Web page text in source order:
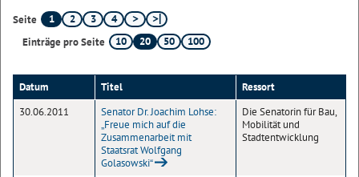
Seite 1 2 3
4
Einträge pro Seite
10 20 50 100
Datum Titel
Ressort
30.06.2011
Senator Dr. Joachim Lohse:
„Freue mich auf die
Zusammenarbeit mit
Staatsrat Wolfgang
Golasowski“
Die Senatorin für Bau,
Mobilität und
Stadtentwicklung